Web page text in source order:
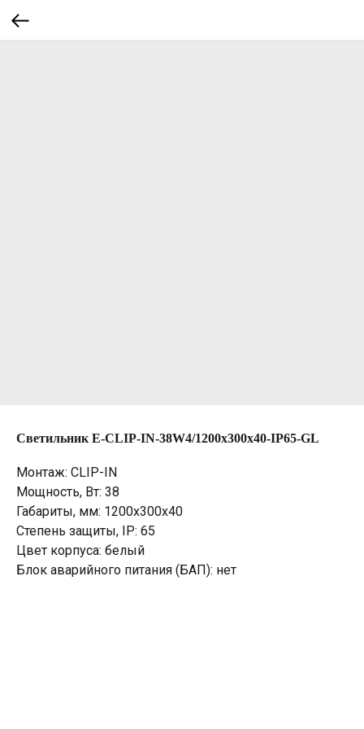
Светильник E-CLIP-IN-38W4/1200х300х40-IP65-GL
Монтаж: CLIP-IN
Мощность, Вт: 38
Габариты, мм: 1200х300х40
Степень защиты, IP: 65
Цвет корпуса: белый
Блок аварийного питания (БАП): нет